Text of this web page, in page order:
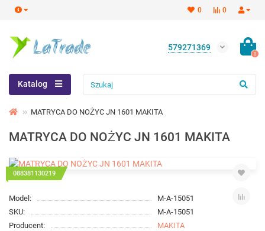
0
0
579271369
0
Katalog
MATRYCA DO NOŻYC JN 1601 MAKITA
MATRYCA DO NOŻYC JN 1601 MAKITA
088381130219
Model:
M-A-15051
SKU:
M-A-15051
Producent:
MAKITA